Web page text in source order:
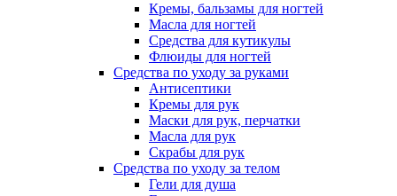
Кремы, бальзамы для ногтей
Масла для ногтей
Средства для кутикулы
Флюиды для ногтей
Средства по уходу за руками
Антисептики
Кремы для рук
Маски для рук, перчатки
Масла для рук
Скрабы для рук
Средства по уходу за телом
Гели для душа